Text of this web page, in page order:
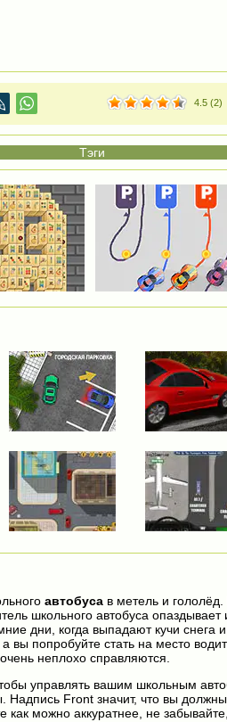
4.5 (2)
автобусав метель и гололёд.
школьного автобуса
дни, когда выпадают кучи снега
а вы попробуйте стать на место
неплохо справляются.
управлять вашим школьным
Front значит, что вы должны
можно аккуратнее, не